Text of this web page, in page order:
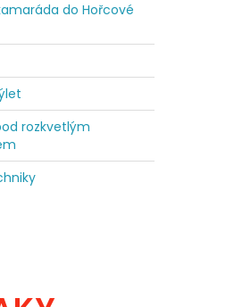
do Hořcové
rozkvetlým